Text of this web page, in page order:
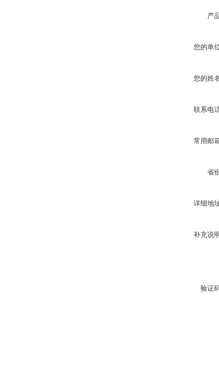
产
您的单
您的姓
联系电
常用邮
省
详细地
补充说
验证